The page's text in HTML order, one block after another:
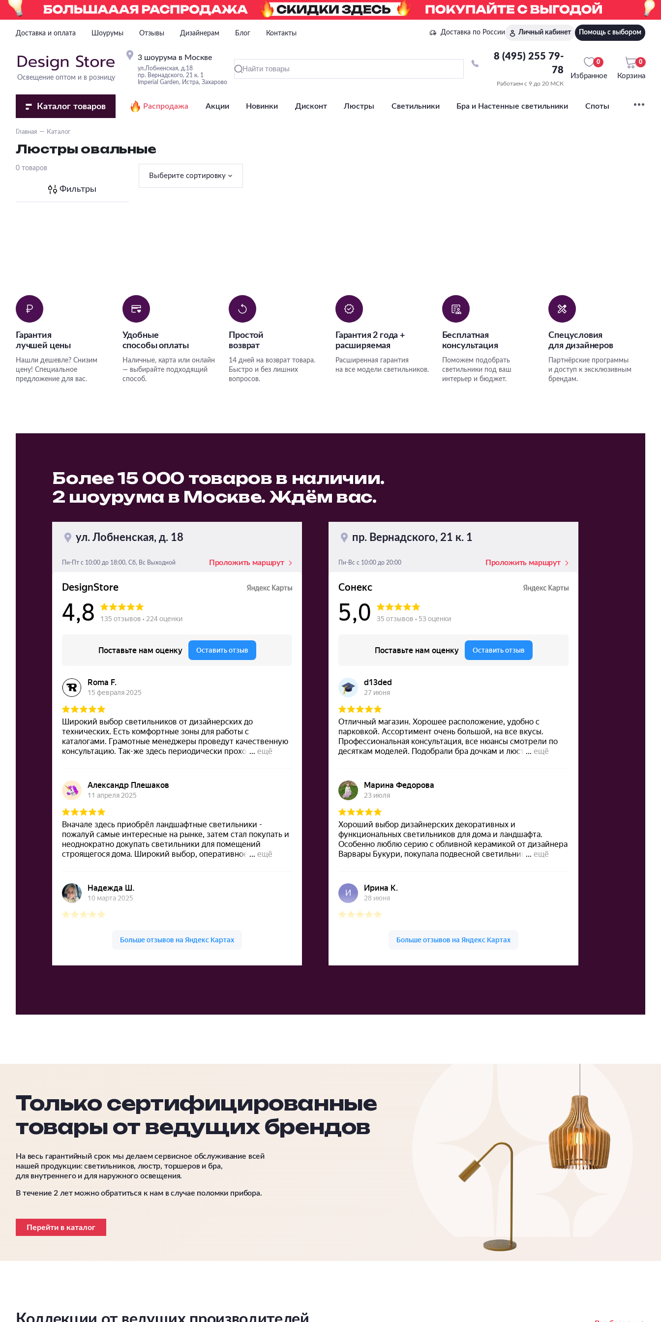
Доставка и оплата Шоурумы Отзывы Дизайнерам Блог Контакты Доставка по России Личный кабинет Помощь с выбором
Освещение оптом и в розницу
3 шоурума в Москве
ул.Лобненская, д.18
пр. Вернадского, 21 к. 1
Imperial Garden, Истра, Захарово
8 (495) 255 79-
78
Работаем с 9 до 20 МСК
Избранное
0
Корзина
0
Каталог товаров Распродажа Акции Новинки Дисконт Люстры Светильники Бра и Настенные светильники Споты
Главная Каталог
Люстры овальные
0 товаров
Фильтры
Выберите сортировку
Гарантия
лучшей цены
Нашли дешевле? Снизим
цену! Специальное
предложение для вас.
Удобные
способы оплаты
Наличные, карта или онлайн
— выбирайте подходящий
способ.
Простой
возврат
14 дней на возврат товара.
Быстро и без лишних
вопросов.
Гарантия 2 года +
расширяемая
Расширенная гарантия
на все модели светильников.
Бесплатная
консультация
Поможем подобрать
светильники под ваш
интерьер и бюджет.
Спецусловия
для дизайнеров
Партнёрские программы
и доступ к эксклюзивным
брендам.
Более 15 000 товаров в наличии.
2 шоурума в Москве. Ждём вас.
ул. Лобненская, д. 18
Пн-Пт с 10:00 до 18:00, Сб, Вс Выходной Проложить маршрут
пр. Вернадского, 21 к. 1
Пн-Вс с 10:00 до 20:00 Проложить маршрут
Только сертифицированные
товары от ведущих брендов
На весь гарантийный срок мы делаем сервисное обслуживание всей
нашей продукции: светильников, люстр, торшеров и бра,
для внутреннего и для наружного освещения.
В течение 2 лет можно обратиться к нам в случае поломки прибора.
Перейти в каталог